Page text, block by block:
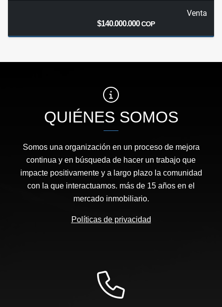
Venta
$140.000.000COP
QUIÉNES SOMOS
Somos una organización en un proceso de mejora
continua y en búsqueda de hacer un trabajo que
impacte positivamente y a largo plazo la comunidad
con la que interactuamos. más de 15 años en el
mercado inmobiliario.
Políticas de privacidad